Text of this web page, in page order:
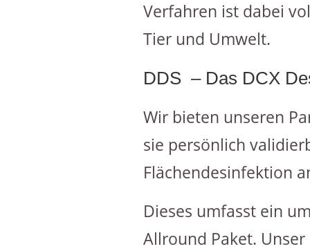
Verfahren ist dabei
Tier und Umwelt.
DDS – Das DCX
Wir bieten unseren
sie persönlich
Flächendesinfektion
Dieses umfasst ein
Allround Paket.